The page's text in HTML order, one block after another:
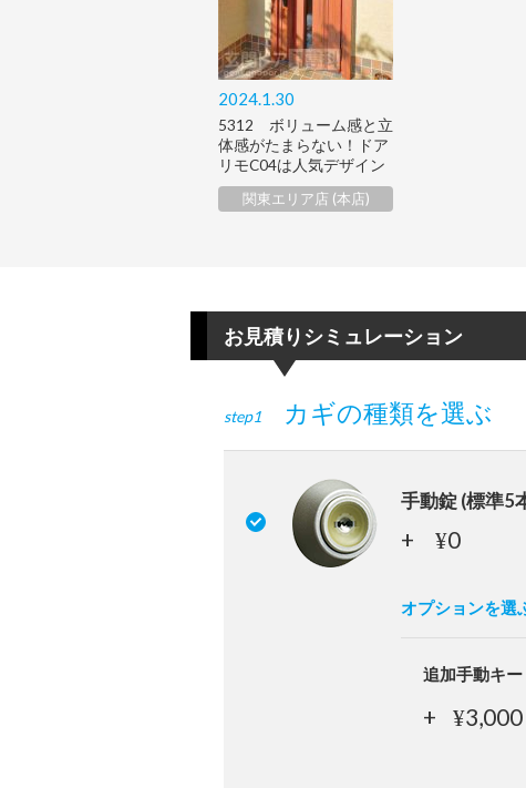
2024.1.30
5312 ボリューム感と立
体感がたまらない！ドア
リモC04は人気デザイン
関東エリア店 (本店)
お見積りシミュレーション
step1 カギの種類を選ぶ
手動錠 (標準5
+ ¥0
オプションを選
追加手動キー
+ ¥3,000